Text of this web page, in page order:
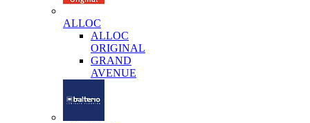
ALLOC
ALLOC
ORIGINAL
GRAND
AVENUE